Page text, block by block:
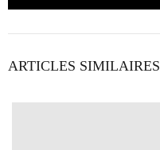
ARTICLES SIMILAIRES